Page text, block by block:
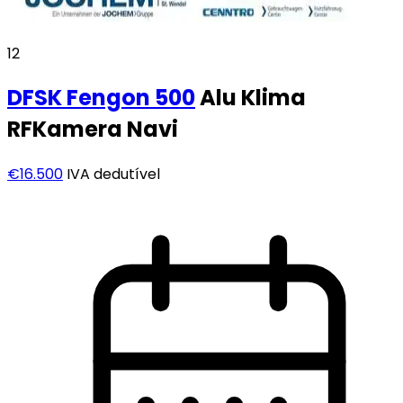
12
DFSKFengon 500Alu Klima
RFKamera Navi
€16.500 IVA dedutível